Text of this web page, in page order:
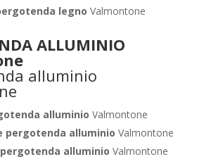
legno Valmontone
ALLUMINIO
alluminio Valmontone
pergotenda alluminio Valmontone
alluminio Valmontone